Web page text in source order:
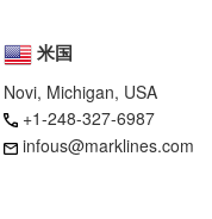
米国
Novi, Michigan, USA
+1-248-327-6987
infous@marklines.com